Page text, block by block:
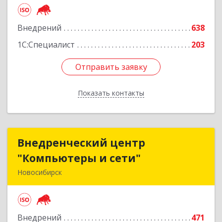
Внедрений
638
1С:Специалист
203
Отправить заявку
Показать контакты
Отправить заявку
Назад
Внедренческий центр
"Компьютеры и сети"
Новосибирск
Внедрений
471
Внедренческий центр
"Компьютеры и сети"
Подробнее